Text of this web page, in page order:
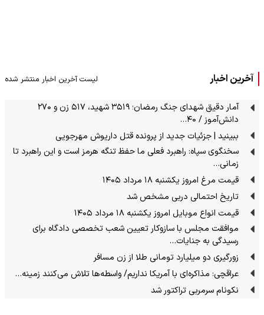
آخرین اخبار لیست آخرین اخبار منتشر شده
آمار دقیق شهدای جنگ رمضان؛ ۳۵۱۹ شهید، ۵۱۷ زن و ۲۷۰
دانش‌آموز / ۴۰…
ببینید | جزئیات جدید از پرونده قتل داریوش مهرجویی
سخنگوی سپاه: راهبرد فعلی ما حفظ تنگه هرمز است و این راهبرد تا
زمانی…
قیمت مرغ امروز یکشنبه ۱۸ مرداد ۱۴۰۵
تاریخ احتمالی دربی مشخص شد
قیمت انواع موبایل امروز یکشنبه ۱۸ مرداد ۱۴۰۵
موافقت مجلس با سازوکار تعیین شعب تخصصی دادگاه برای
رسیدگی به جنایات…
زورگیری دو میلیارد تومانی طلا از زن مسافر
عراقچی: مذاکره‌ای با آمریکا نداریم/ واسطه‌ها تلاش می‌کنند زمینه‌…
نکونام سرمربی تراکتور شد